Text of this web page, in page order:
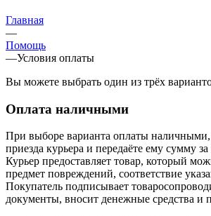
Главная
—
Помощь
—Условия оплаты
Вы можете выбрать один из трёх
Оплата наличными
При выборе варианта оплаты
приезда курьера и передаёте ему сумму
Курьер предоставляет товар, который
предмет повреждений, соответствие
Покупатель подписывает
документы, вносит денежные средства и